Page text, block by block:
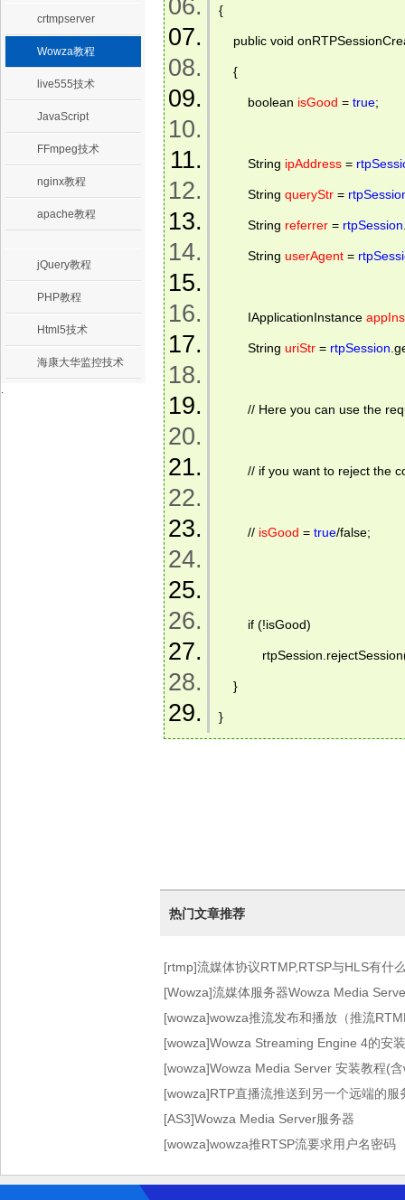
crtmpserver
Wowza教程
live555技术
JavaScript
FFmpeg技术
nginx教程
apache教程
jQuery教程
PHP教程
Html5技术
海康大华监控技术
.
{
public void
{
boolean isGood = true;
String ipAddress =
String queryStr =
String referrer = rtpSession
String userAgent =
IApplicationInstance
String uriStr = rtpSession
// Here you can use the
// if you want to reject the
// isGood = true/false;
if (!isGood)
}
}
热门文章推荐
[rtmp]流媒体协议RTMP,RTSP与HLS有什
[Wowza]流媒体服务器Wowza Media
[wowza]wowza推流发布和播放（推流
[wowza]Wowza Streaming Engine 4的安
[wowza]Wowza Media Server 安装教程(
[wowza]RTP直播流推送到另一个远端的服
[AS3]Wowza Media Server服务器
[wowza]wowza推RTSP流要求用户名密码